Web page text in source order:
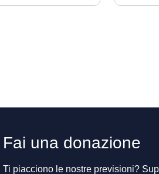
Fai una donazione
Ti piacciono le nostre previsioni?